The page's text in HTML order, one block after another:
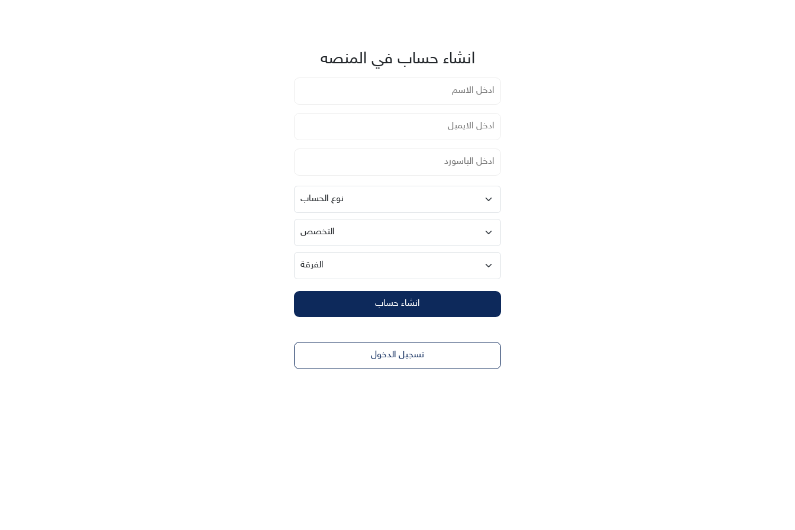
انشاء حساب في المنصه
انشاء حساب
تسجيل الدخول